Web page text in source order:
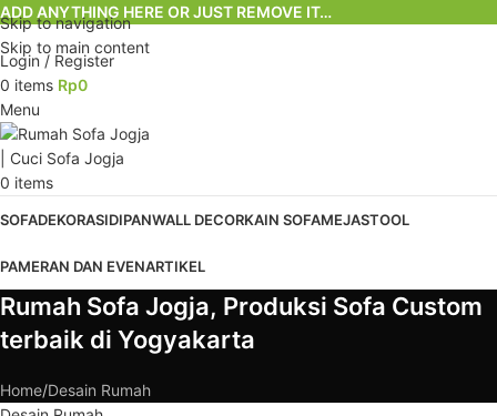
Skip to navigation
Skip to main content
ADD ANYTHING HERE OR JUST REMOVE IT…
Login / Register
0 items Rp0
Menu
0 items
SOFADEKORASIDIPANWALL DECORKAIN SOFAMEJASTOOL
PAMERAN DAN EVENARTIKEL
Rumah Sofa Jogja, Produksi Sofa Custom
terbaik di Yogyakarta
Home Desain Rumah